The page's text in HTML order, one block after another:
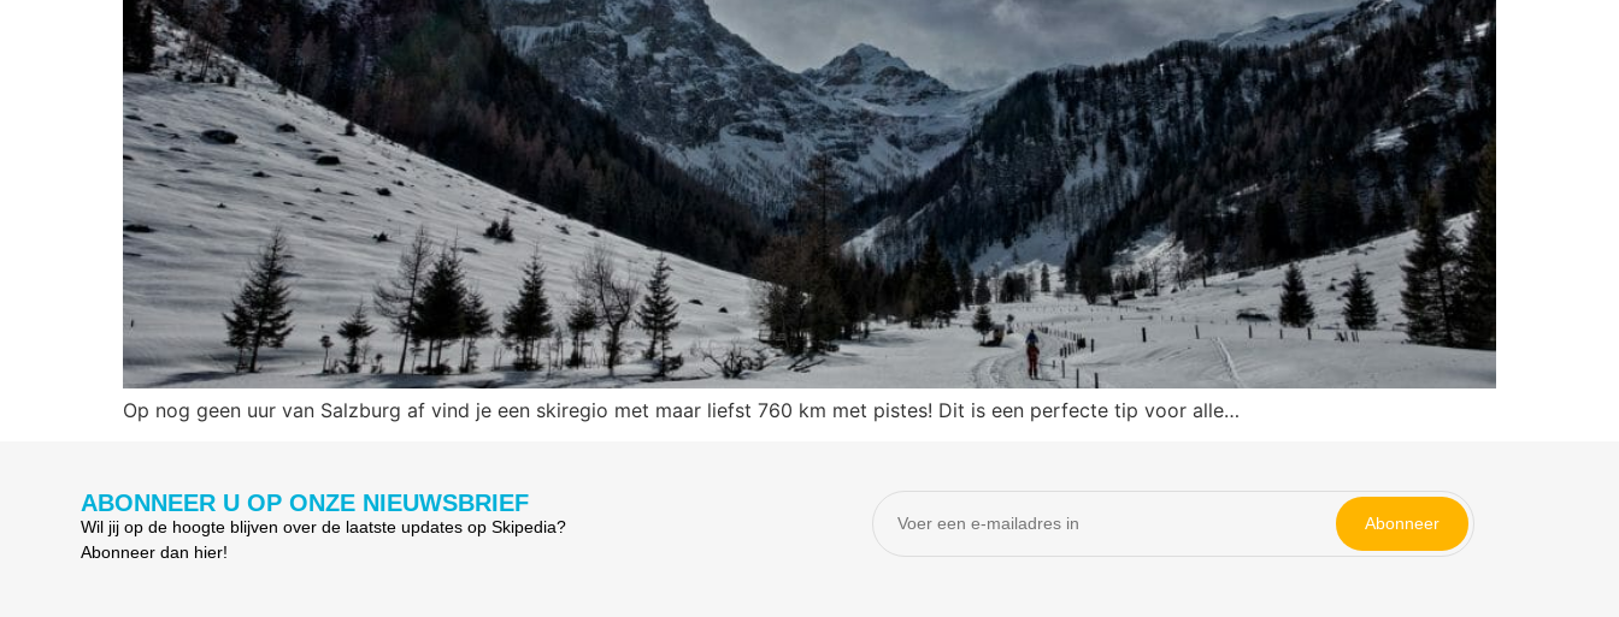
Op nog geen uur van Salzburg af vind je een skiregio met maar liefst 760 km met pistes! Dit is een perfecte tip voor alle…
ABONNEER U OP ONZE NIEUWSBRIEF
Wil jij op de hoogte blijven over de laatste updates op Skipedia?
Abonneer dan hier!
Abonneer